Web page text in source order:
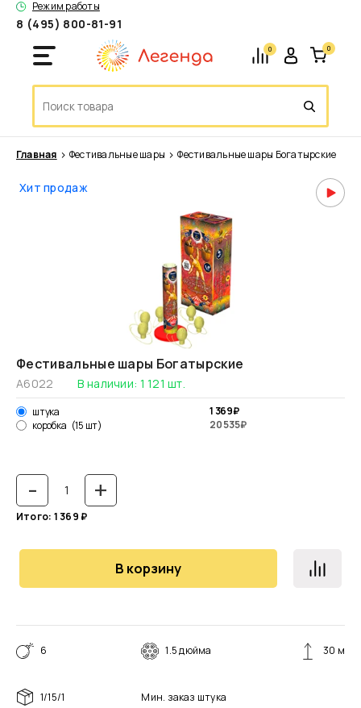
Режим работы
8 (495) 800-81-91
0 0
Главная Фестивальные шары Фестивальные шары Богатырские
Хит продаж
Фестивальные шары Богатырские
А6022 В наличии: 1 121шт.
штука 1 369₽
коробка (15 шт) 20 535₽
- +
Итого: 1 369₽
В корзину
6 1.5 дюйма 30 м
1/15/1 Мин. заказ штука